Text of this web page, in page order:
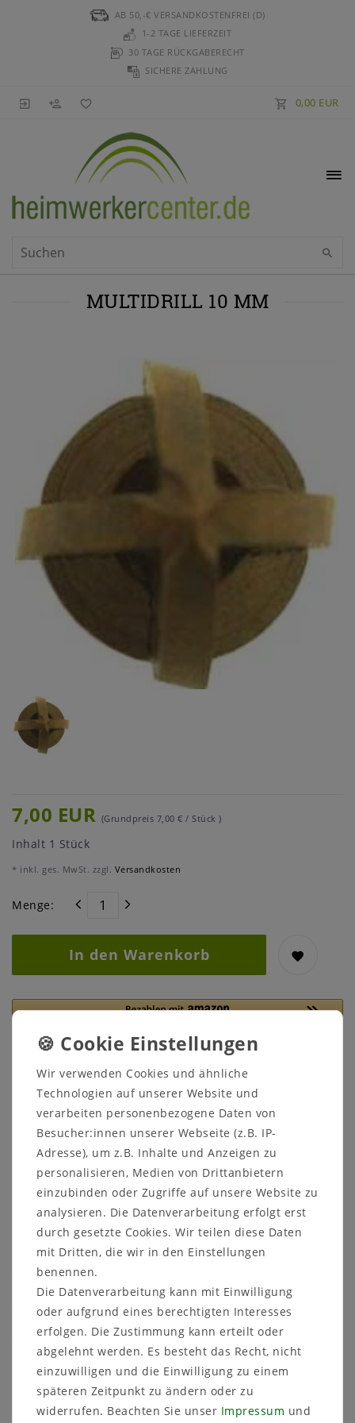
AB 50,-€ VERSANDKOSTENFREI (D)
1-2 TAGE LIEFERZEIT
30 TAGE RÜCKGABERECHT
SICHERE ZAHLUNG
0,00 EUR
MULTIDRILL 10 MM
7,00 EUR (Grundpreis 7,00 € / Stück )
Inhalt 1 Stück
* inkl. ges. MwSt. zzgl. Versandkosten
Menge:
In den Warenkorb
Lieferfrist 1-3 Tage
Artikelnummer
Sicher
einkaufen
Schneller
Kostenlose
Beratung
03591 46 40 90
Beschreibung
Technische Daten
Weitere Details
Wir verwenden Cookies und ähnliche
Technologien auf unserer Website und
verarbeiten personenbezogene Daten von
Besucher:innen unserer Webseite (z.B. IP-
Adresse), um z.B. Inhalte und Anzeigen zu
personalisieren, Medien von Drittanbietern
einzubinden oder Zugriffe auf unsere Website zu
analysieren. Die Datenverarbeitung erfolgt erst
durch gesetzte Cookies. Wir teilen diese Daten
mit Dritten, die wir in den Einstellungen
benennen.
Die Datenverarbeitung kann mit Einwilligung
oder aufgrund eines berechtigten Interesses
erfolgen. Die Zustimmung kann erteilt oder
abgelehnt werden. Es besteht das Recht, nicht
einzuwilligen und die Einwilligung zu einem
späteren Zeitpunkt zu ändern oder zu
widerrufen. Beachten Sie unser Impressum und